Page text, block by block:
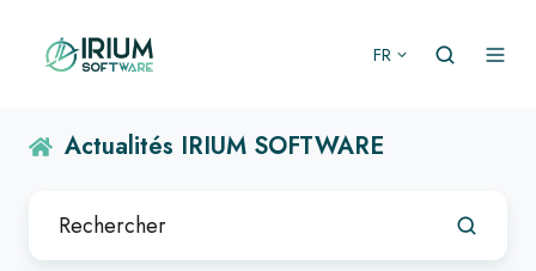
FR
Actualités IRIUM SOFTWARE